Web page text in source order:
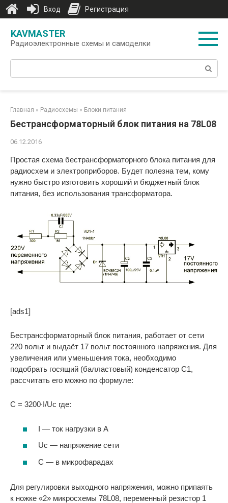
контенту
KAVMASTER
Радиоэлектронные схемы и самоделки
Поиск:
Главная » Радиосхемы » Блоки питания
Бестрансформаторный блок питания на 78L08
06.12.2016
Простая схема бестрансформаторного блока питания для
радиосхем и электроприборов. Будет полезна тем, кому
нужно быстро изготовить хороший и бюджетный блок
питания, без использования трансформатора.
[ads1]
Бестрансформаторный блок питания, работает от сети
220 вольт и выдаёт 17 вольт постоянного напряжения. Для
увеличения или уменьшения тока, необходимо
подобрать госящий (балластовый) конденсатор C1,
рассчитать его можно по формуле:
С = 3200∙I/Uc где:
I — ток нагрузки в A
Uc — напряжение сети
С — в микрофарадах
Для регулировки выходного напряжения, можно припаять
к ножке «2» микросхемы 78L08, переменный резистор 1
Вход Регистрация